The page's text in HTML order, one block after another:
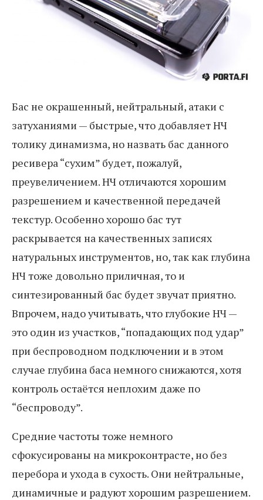
Бас не окрашенный, нейтральный, атаки с
затуханиями — быстрые, что добавляет НЧ
толику динамизма, но назвать бас данного
ресивера “сухим” будет, пожалуй,
преувеличением. НЧ отличаются хорошим
разрешением и качественной передачей
текстур. Особенно хорошо бас тут
раскрывается на качественных записях
натуральных инструментов, но, так как глубина
НЧ тоже довольно приличная, то и
синтезированный бас будет звучат приятно.
Впрочем, надо учитывать, что глубокие НЧ —
это один из участков, “попадающих под удар”
при беспроводном подключении и в этом
случае глубина баса немного снижаются, хотя
контроль остаётся неплохим даже по
“беспроводу”.
Средние частоты тоже немного
сфокусированы на микроконтрасте, но без
перебора и ухода в сухость. Они нейтральные,
динамичные и радуют хорошим разрешением.